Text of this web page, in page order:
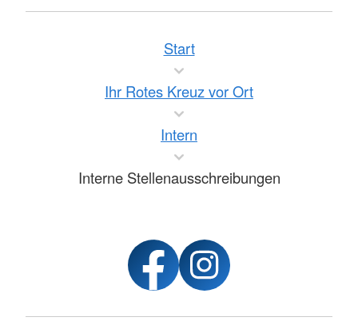
Start
Ihr Rotes Kreuz vor Ort
Intern
Interne Stellenausschreibungen